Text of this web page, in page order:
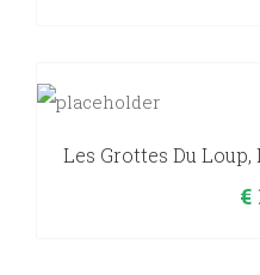
Les Grottes Du Loup,
€